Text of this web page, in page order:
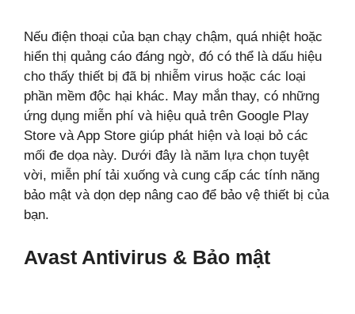
Nếu điện thoại của bạn chạy chậm, quá nhiệt hoặc
hiển thị quảng cáo đáng ngờ, đó có thể là dấu hiệu
cho thấy thiết bị đã bị nhiễm virus hoặc các loại
phần mềm độc hại khác. May mắn thay, có những
ứng dụng miễn phí và hiệu quả trên Google Play
Store và App Store giúp phát hiện và loại bỏ các
mối đe dọa này. Dưới đây là năm lựa chọn tuyệt
vời, miễn phí tải xuống và cung cấp các tính năng
bảo mật và dọn dẹp nâng cao để bảo vệ thiết bị của
bạn.
Avast Antivirus & Bảo mật